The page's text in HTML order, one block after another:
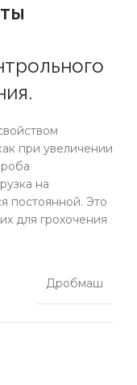
при увеличении
на
постоянной. Это
для грохочения
Дробмаш